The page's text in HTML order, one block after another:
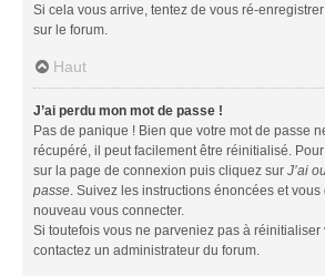
Si cela vous arrive, tentez de vous ré-
sur le forum.
Haut
J’ai perdu mon mot de passe !
Pas de panique ! Bien que votre mot de passe
récupéré, il peut facilement être réinitialisé.
sur la page de connexion puis cliquez sur J’ai
passe. Suivez les instructions énoncées et
nouveau vous connecter.
Si toutefois vous ne parveniez pas à réinitialiser
contactez un administrateur du forum.